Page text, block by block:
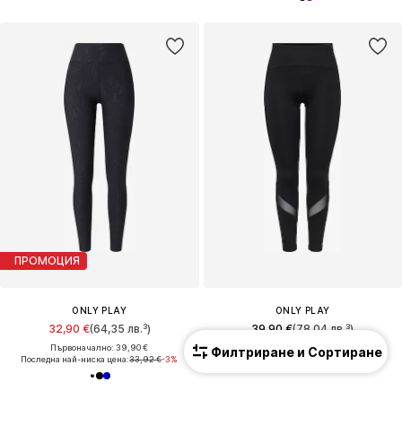
ПРОМОЦИЯ
ONLY PLAY
32,90 €(64,35 лв.³)
Първоначално: 39,90 €
Последна най-ниска цена:33,92 €-3%
ONLY PLAY
39,90 €(78,04 лв.³)
Филтриране и Сортиране